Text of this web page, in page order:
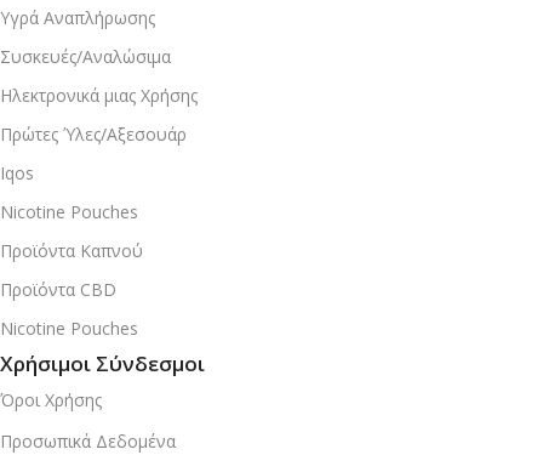
Υγρά Αναπλήρωσης
Συσκευές/Αναλώσιμα
Ηλεκτρονικά μιας Χρήσης
Πρώτες Ύλες/Αξεσουάρ
Iqos
Nicotine Pouches
Προϊόντα Καπνού
Προϊόντα CBD
Nicotine Pouches
Χρήσιμοι Σύνδεσμοι
Όροι Χρήσης
Προσωπικά Δεδομένα